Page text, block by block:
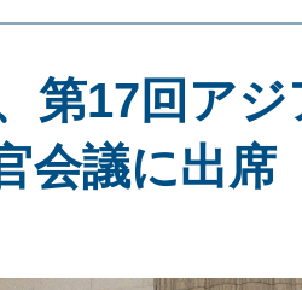
第17回ア
会議に出席